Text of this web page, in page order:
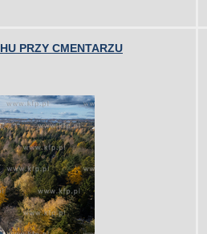
PRZY CMENTARZU